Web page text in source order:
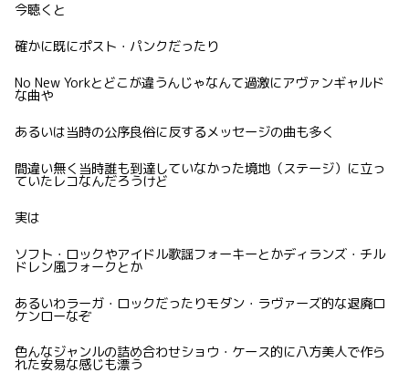
今聴くと
確かに既にポスト・パンクだったり
No New Yorkとどこが違うんじゃなんて過激にアヴァンギャルド
な曲や
あるいは当時の公序良俗に反するメッセージの曲も多く
間違い無く当時誰も到達していなかった境地（ステージ）に立っ
ていたレコなんだろうけど
実は
ソフト・ロックやアイドル歌謡フォーキーとかディランズ・チル
ドレン風フォークとか
あるいわラーガ・ロックだったりモダン・ラヴァーズ的な退廃ロ
ケンローなぞ
色んなジャンルの詰め合わせショウ・ケース的に八方美人で作ら
れた安易な感じも漂う